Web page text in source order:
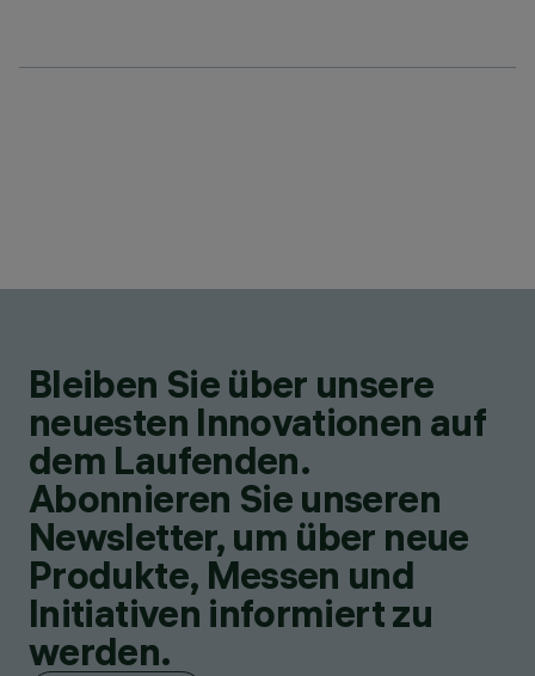
Bleiben Sie über unsere
neuesten Innovationen auf
dem Laufenden.
Abonnieren Sie unseren
Newsletter, um über neue
Produkte, Messen und
Initiativen informiert zu
werden.